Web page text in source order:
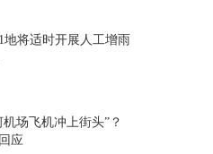
地将适时开展人工增雨
机场飞机冲上街头”？
应